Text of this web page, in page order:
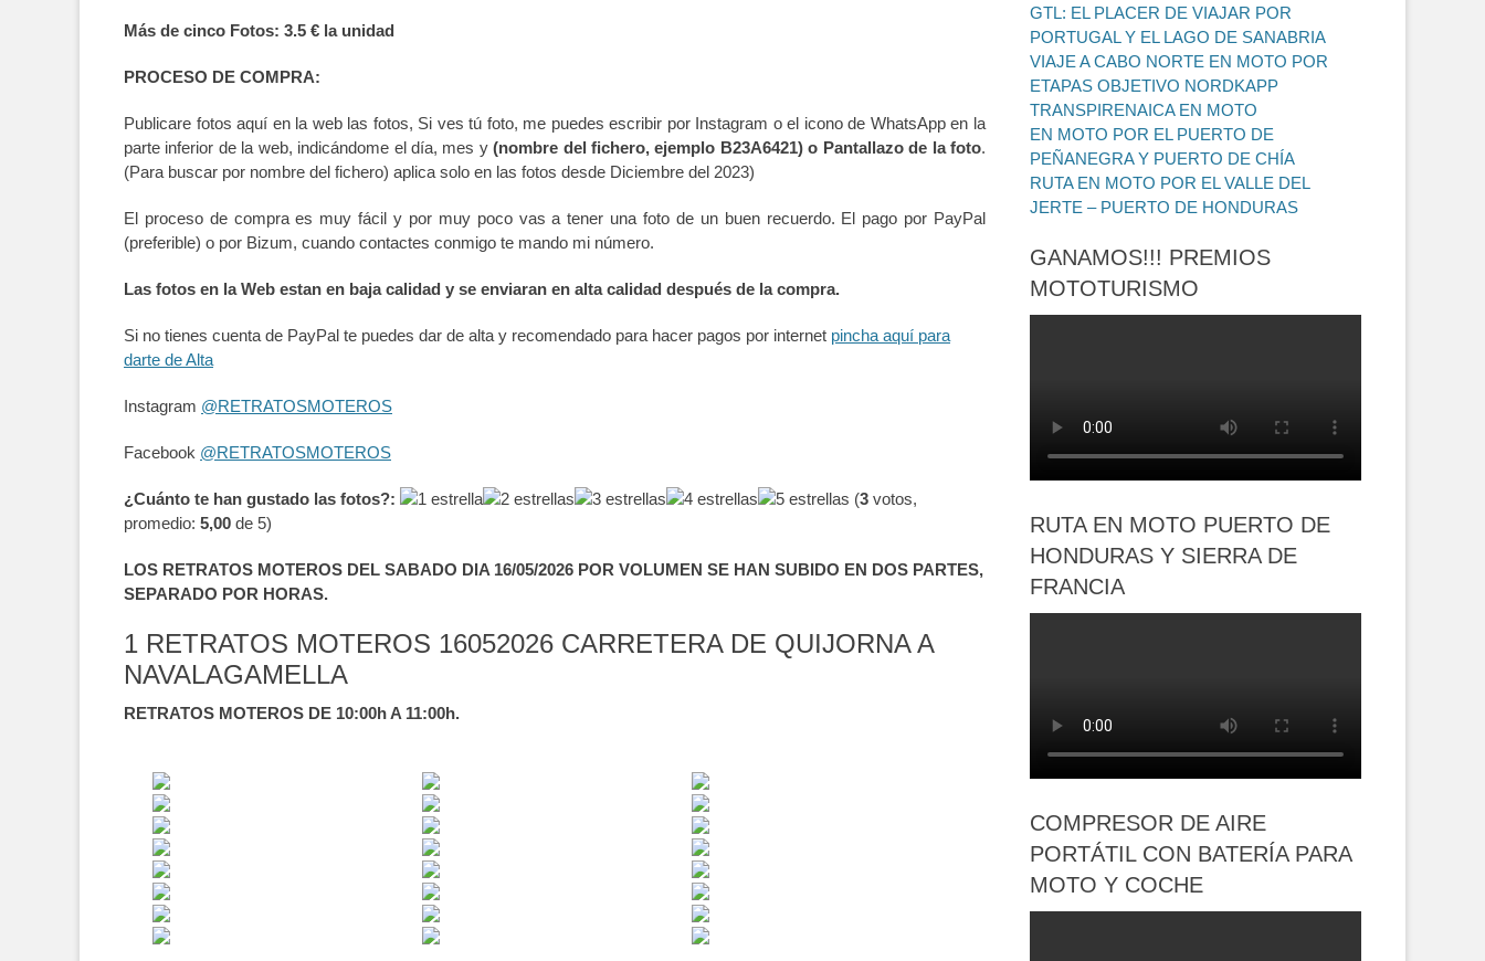
Más de cinco Fotos: 3.5 € la unidad
PROCESO DE COMPRA:
Publicare fotos aquí en la web las fotos, Si ves tú foto, me puedes escribir por Instagram o el icono de WhatsApp en la
parte inferior de la web, indicándome el día, mes y(nombre del fichero, ejemplo B23A6421) o Pantallazo de la foto.
(Para buscar por nombre del fichero) aplica solo en las fotos desde Diciembre del 2023)
El proceso de compra es muy fácil y por muy poco vas a tener una foto de un buen recuerdo. El pago por PayPal
(preferible) o por Bizum, cuando contactes conmigo te mando mi número.
Las fotos en la Web estan en baja calidad y se enviaran en alta calidad después de la compra.
Si no tienes cuenta de PayPal te puedes dar de alta y recomendado para hacer pagos por internet pincha aquí para
darte de Alta
Instagram @RETRATOSMOTEROS
Facebook @RETRATOSMOTEROS
¿Cuánto te han gustado las fotos?: (3 votos,
promedio: 5,00 de 5)
LOS RETRATOS MOTEROS DEL SABADO DIA 16/05/2026 POR VOLUMEN SE HAN SUBIDO EN DOS PARTES,
SEPARADO POR HORAS.
1 RETRATOS MOTEROS 16052026 CARRETERA DE QUIJORNA A
NAVALAGAMELLA
RETRATOS MOTEROS DE 10:00h A 11:00h.
GTL: EL PLACER DE VIAJAR POR
PORTUGAL Y EL LAGO DE SANABRIA
VIAJE A CABO NORTE EN MOTO POR
ETAPAS OBJETIVO NORDKAPP
TRANSPIRENAICA EN MOTO
EN MOTO POR EL PUERTO DE
PEÑANEGRA Y PUERTO DE CHÍA
RUTA EN MOTO POR EL VALLE DEL
JERTE – PUERTO DE HONDURAS
GANAMOS!!! PREMIOS
MOTOTURISMO
RUTA EN MOTO PUERTO DE
HONDURAS Y SIERRA DE
FRANCIA
COMPRESOR DE AIRE
PORTÁTIL CON BATERÍA PARA
MOTO Y COCHE